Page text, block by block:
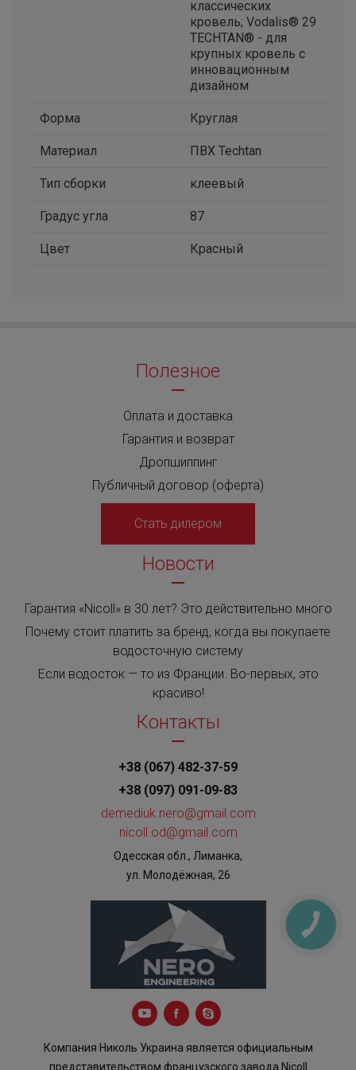
классических
кровель; Vodalis® 29
TECHTAN® - для
крупных кровель с
инновационным
дизайном
Форма Круглая
Материал ПВХ Techtan
Тип сборки клеевый
Градус угла 87
Цвет Красный
Полезное
Оплата и доставка
Гарантия и возврат
Дропшиппинг
Публичный договор (оферта)
Стать дилером
Новости
Гарантия «Nicoll» в 30 лет? Это действительно много
Почему стоит платить за бренд, когда вы покупаете
водосточную систему
Если водосток — то из Франции. Во-первых, это
красиво!
Контакты
+38 (067) 482-37-59
+38 (097) 091-09-83
demediuk.nero@gmail.com
nicoll.od@gmail.com
Одесская обл., Лиманка,
ул. Молодёжная, 26
Компания Николь Украина является официальным
представительством французского завода Nicoll
КНОПКА
ЗВ'ЯЗКУ